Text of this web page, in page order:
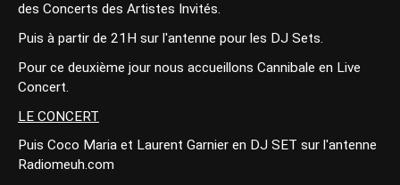
des Concerts des Artistes Invités.
Puis à partir de 21H sur l'antenne pour les DJ Sets.
Pour ce deuxième jour nous accueillons Cannibale en Live
Concert.
LE CONCERT
Puis Coco Maria et Laurent Garnier en DJ SET sur l'antenne
Radiomeuh.com